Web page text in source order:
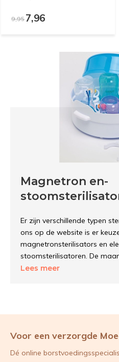
9,957,96
Magnetron en-
Er zijn verschillende typen
ons op de website is er
magnetronsterilisators en
stoomsterilisatoren. De
bedoeld om in de magnetron
maken en te desinfecteren.
Onderweg en
Lees meer
Voor een verzorgde
Dé online